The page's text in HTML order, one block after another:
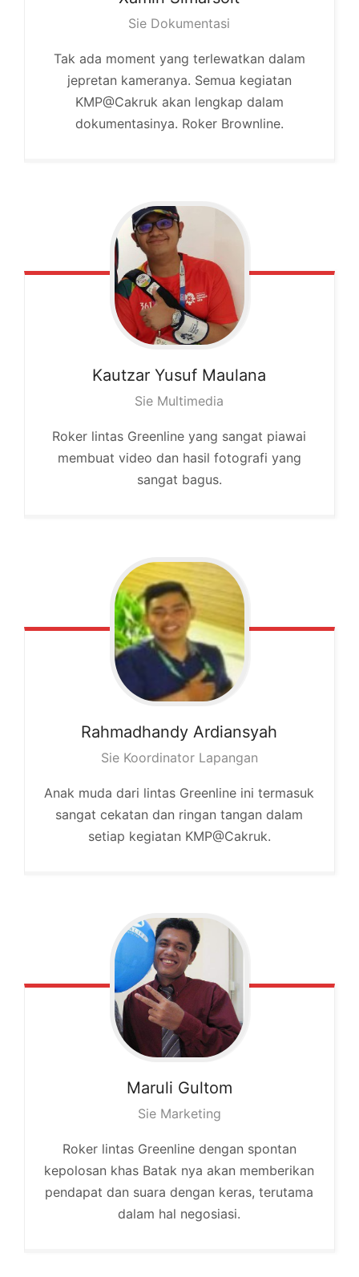
Sie Dokumentasi
Tak ada moment yang terlewatkan dalam
jepretan kameranya. Semua kegiatan
KMP@Cakruk akan lengkap dalam
dokumentasinya. Roker Brownline.
Kautzar Yusuf Maulana
Sie Multimedia
Roker lintas Greenline yang sangat piawai
membuat video dan hasil fotografi yang
sangat bagus.
Rahmadhandy Ardiansyah
Sie Koordinator Lapangan
Anak muda dari lintas Greenline ini termasuk
sangat cekatan dan ringan tangan dalam
setiap kegiatan KMP@Cakruk.
Maruli Gultom
Sie Marketing
Roker lintas Greenline dengan spontan
kepolosan khas Batak nya akan memberikan
pendapat dan suara dengan keras, terutama
dalam hal negosiasi.